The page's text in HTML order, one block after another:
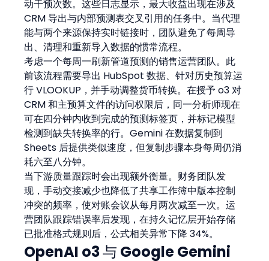
动干预次数。这些日志显示，最大收益出现在涉及
CRM 导出与内部预测表交叉引用的任务中。当代理
能与两个来源保持实时链接时，团队避免了每周导
出、清理和重新导入数据的惯常流程。
考虑一个每周一刷新管道预测的销售运营团队。此
前该流程需要导出 HubSpot 数据、针对历史预算运
行 VLOOKUP，并手动调整货币转换。在授予 o3 对
CRM 和主预算文件的访问权限后，同一分析师现在
可在四分钟内收到完成的预测标签页，并标记模型
检测到缺失转换率的行。Gemini 在数据复制到
Sheets 后提供类似速度，但复制步骤本身每周仍消
耗六至八分钟。
当下游质量跟踪时会出现额外衡量。财务团队发
现，手动交接减少也降低了共享工作簿中版本控制
冲突的频率，使对账会议从每月两次减至一次。运
营团队跟踪错误率后发现，在持久记忆层开始存储
已批准格式规则后，公式相关异常下降 34%。
OpenAI o3 与 Google Gemini